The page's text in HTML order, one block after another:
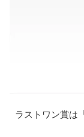
ラストワン賞は